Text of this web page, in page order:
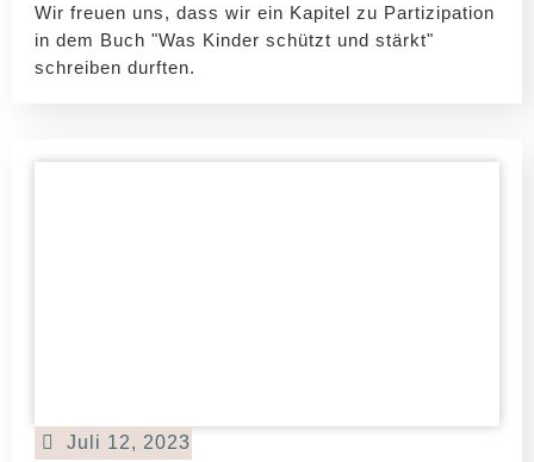
Wir freuen uns, dass wir ein Kapitel zu Partizipation
in dem Buch "Was Kinder schützt und stärkt"
schreiben durften.
Juli 12, 2023